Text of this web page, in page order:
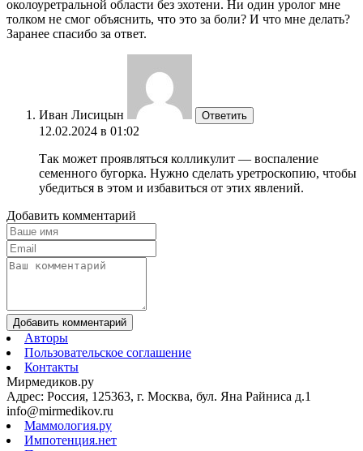
околоуретральной области без эхотени. Ни один уролог мне
толком не смог объяснить, что это за боли? И что мне делать?
Заранее спасибо за ответ.
Иван Лисицын Ответить
12.02.2024 в 01:02
Так может проявляться колликулит — воспаление
семенного бугорка. Нужно сделать уретроскопию, чтобы
убедиться в этом и избавиться от этих явлений.
Добавить комментарий
Добавить комментарий
Авторы
Пользовательское соглашение
Контакты
Мирмедиков.ру
Адрес: Россия, 125363, г. Москва, бул. Яна Райниса д.1
info@mirmedikov.ru
Маммология.ру
Импотенция.нет